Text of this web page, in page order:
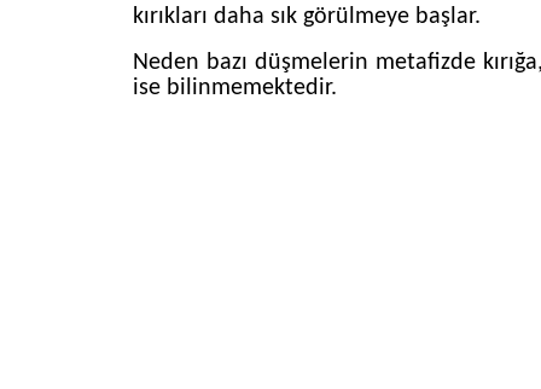
kırıkları daha sık görülmeye başlar.
Neden bazı düşmelerin metafizde
ise bilinmemektedir.